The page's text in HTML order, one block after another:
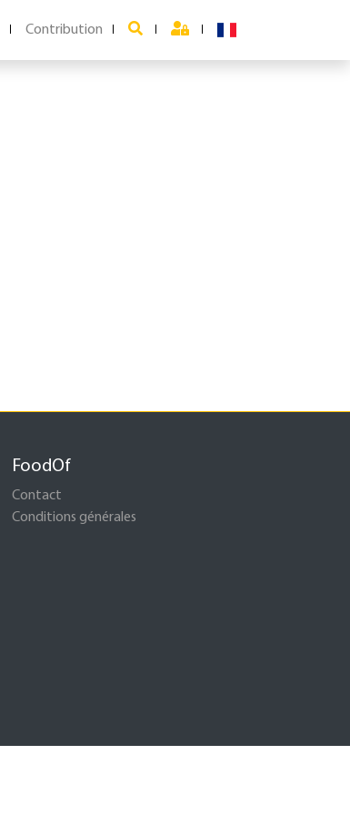
Contribution
FoodOf
Contact
Conditions générales